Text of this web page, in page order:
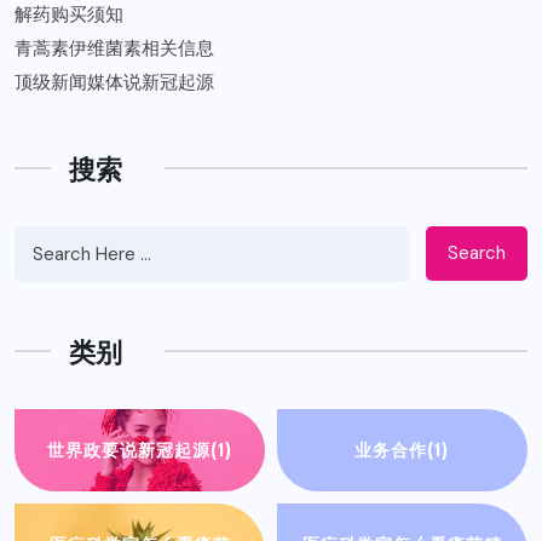
解药购买须知
青蒿素伊维菌素相关信息
顶级新闻媒体说新冠起源
搜索
Search
类别
世界政要说新冠起源(1) 业务合作(1)